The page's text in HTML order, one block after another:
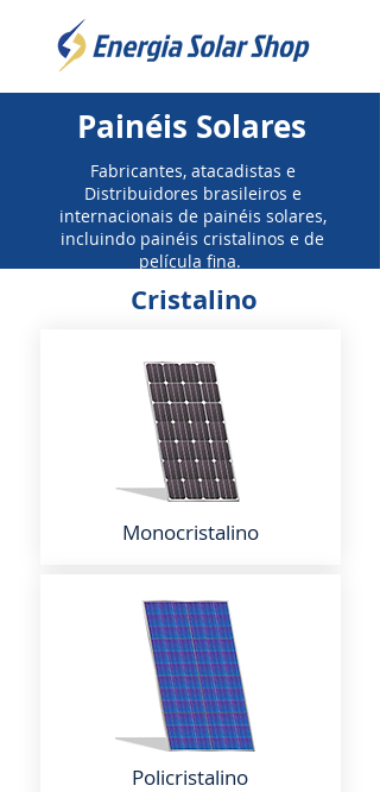
Painéis Solares
Fabricantes, atacadistas e
Distribuidores brasileiros e
internacionais de painéis solares,
incluindo painéis cristalinos e de
película fina.
Cristalino
Monocristalino
Policristalino